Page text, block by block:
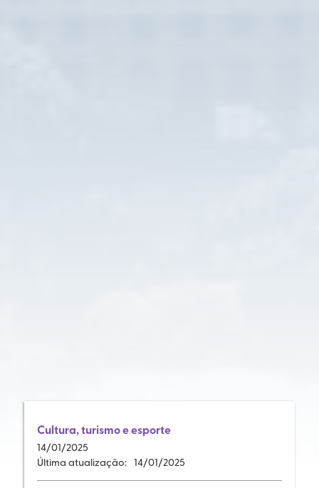
Cultura, turismo e esporte
14/01/2025
Última atualização: 14/01/2025